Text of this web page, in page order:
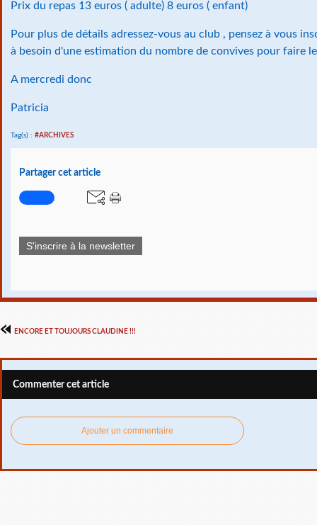
Prix du repas 13 euros ( adulte) 8 euros ( enfant)
Pour plus de détails adressez-vous au club , pensez à vous
à besoin d'une estimation du nombre de convives pour faire
A mercredi donc
Patricia
Tag(s) : #ARCHIVES
Partager cet article
S'inscrire à la newsletter
ENCORE ET TOUJOURS CLAUDINE !!!
Commenter cet article
Ajouter un commentaire